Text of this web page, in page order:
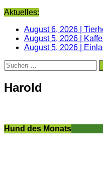
Aktuelles:
August 6, 2026
August 5, 2026
August 5, 2026
Suchen
nach:
Harold
Hund des Monats